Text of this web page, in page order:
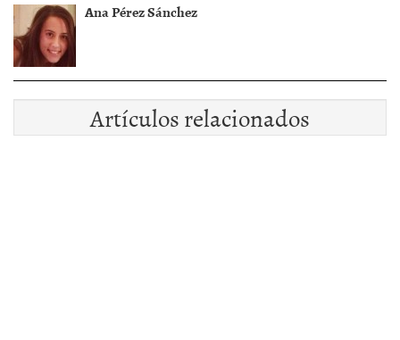
Ana Pérez Sánchez
Artículos relacionados